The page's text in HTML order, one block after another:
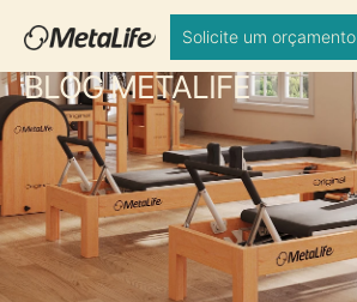
Solicite um orçamento
BLOG METALIFE